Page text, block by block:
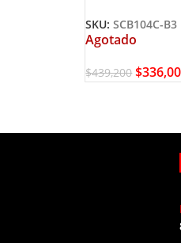
SKU:SCB104C-B3
Agotado
$439,200 $